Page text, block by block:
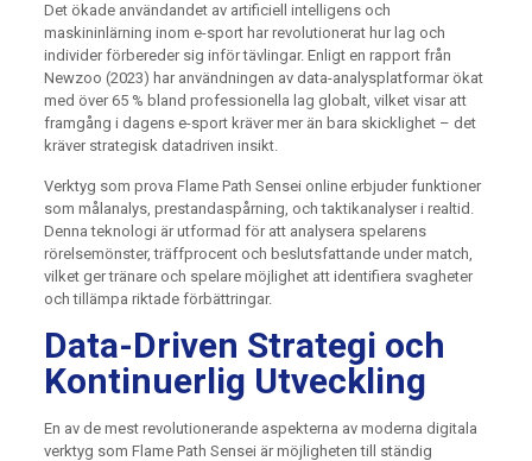
Det ökade användandet av artificiell intelligens och
maskininlärning inom e-sport har revolutionerat hur lag och
individer förbereder sig inför tävlingar. Enligt en rapport från
Newzoo (2023) har användningen av data-analysplatformar ökat
med över 65 % bland professionella lag globalt, vilket visar att
framgång i dagens e-sport kräver mer än bara skicklighet – det
kräver strategisk datadriven insikt.
Verktyg som prova Flame Path Sensei online erbjuder funktioner
som målanalys, prestandaspårning, och taktikanalyser i realtid.
Denna teknologi är utformad för att analysera spelarens
rörelsemönster, träffprocent och beslutsfattande under match,
vilket ger tränare och spelare möjlighet att identifiera svagheter
och tillämpa riktade förbättringar.
Data-Driven Strategi och
Kontinuerlig Utveckling
En av de mest revolutionerande aspekterna av moderna digitala
verktyg som Flame Path Sensei är möjligheten till ständig